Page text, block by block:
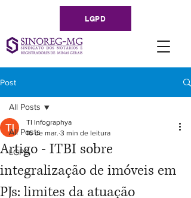
LGPD
Post
All Posts
LGPD
All Posts
Artigo - ITBI sobre
integralização de imóveis em
PJs: limites da atuação
TI Infographya
16 de mar. 3 min de leitura